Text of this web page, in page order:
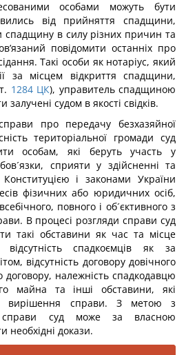
особами можуть бути
від прийняття спадщини,
в силу різних причин та
повідомити останніх про
Такі особи як нотаріус, який
за місцем відкриття спадщини,
1284 ЦК), управитель спадщиною
залучені судом в якості свідків.
про передачу безхазяйної
територіальної громади суд
особам, які беруть участь у
сприяти у здійсненні та
і законами України
фізичних або юридичних осіб,
повного і об´єктивного з
В процесі розгляди справи суд
такі обставини як час та місце
спадкоємців як за
відсутність договору довічного
договору, належність спадкодавцю
майна та інші обставини, які
вирішення справи. З метою з
справи суд може за власною
необхідні докази.